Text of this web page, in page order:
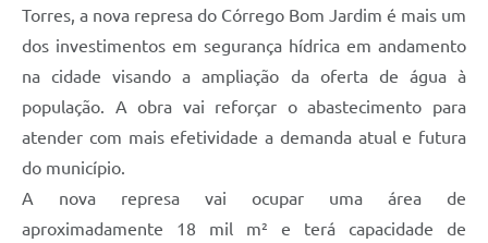
Torres, a nova represa do Córrego Bom Jardim é mais um
dos investimentos em segurança hídrica em andamento
na cidade visando a ampliação da oferta de água à
população. A obra vai reforçar o abastecimento para
atender com mais efetividade a demanda atual e futura
do município.
A nova represa vai ocupar uma área de
aproximadamente 18 mil m² e terá capacidade de